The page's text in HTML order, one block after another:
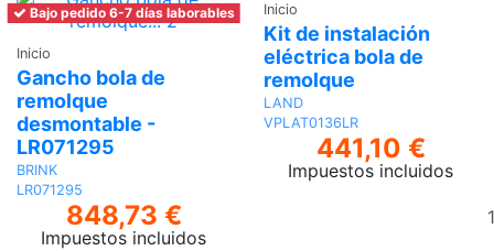
Bajo pedido 6-7 días laborables
Inicio
Gancho bola de
remolque
desmontable -
LR071295
BRINK
LR071295
848,73 €
Impuestos incluidos
Inicio
Kit de instalación
eléctrica bola de
remolque
LAND
VPLAT0136LR
441,10 €
Impuestos incluidos